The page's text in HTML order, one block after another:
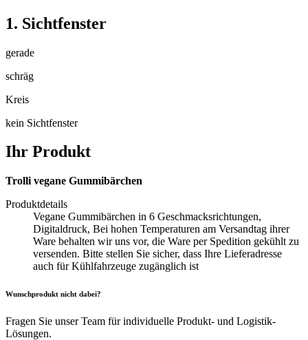
1. Sichtfenster
gerade
schräg
Kreis
kein Sichtfenster
Ihr Produkt
Trolli vegane Gummibärchen
Produktdetails
Vegane Gummibärchen in 6 Geschmacksrichtungen,
Digitaldruck, Bei hohen Temperaturen am Versandtag ihrer
Ware behalten wir uns vor, die Ware per Spedition gekühlt zu
versenden. Bitte stellen Sie sicher, dass Ihre Lieferadresse
auch für Kühlfahrzeuge zugänglich ist
Wunschprodukt nicht dabei?
Fragen Sie unser Team für individuelle Produkt- und Logistik-
Lösungen.